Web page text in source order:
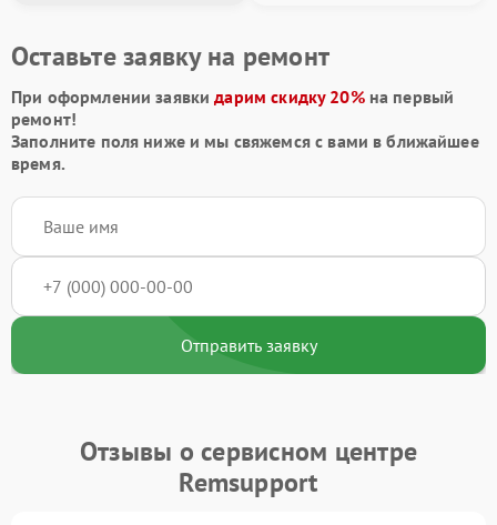
Оставьте заявку на ремонт
При оформлении заявкидарим скидку 20%на первый
ремонт!
Заполните поля ниже и мы свяжемся с вами в ближайшее
время.
Отправить заявку
Отзывы о сервисном центре
Remsupport